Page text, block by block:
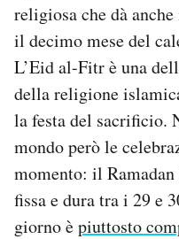
CALENDARIO
AREA PERSONALE
Notifiche mobile
Regala il Post
Hai bisogno di aiuto?
Esci
religiosa che dà
il decimo mese del
L’Eid al-Fitr è una
della religione
la festa del sacrificio.
mondo però le
momento: il
fissa e dura tra i 29 e
giorno èpiuttosto